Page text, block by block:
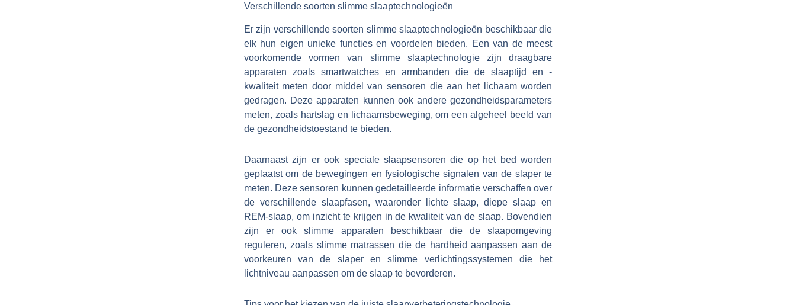
Verschillende soorten slimme slaaptechnologieën
Er zijn verschillende soorten slimme slaaptechnologieën beschikbaar die
elk hun eigen unieke functies en voordelen bieden. Een van de meest
voorkomende vormen van slimme slaaptechnologie zijn draagbare
apparaten zoals smartwatches en armbanden die de slaaptijd en -
kwaliteit meten door middel van sensoren die aan het lichaam worden
gedragen. Deze apparaten kunnen ook andere gezondheidsparameters
meten, zoals hartslag en lichaamsbeweging, om een algeheel beeld van
de gezondheidstoestand te bieden.
Daarnaast zijn er ook speciale slaapsensoren die op het bed worden
geplaatst om de bewegingen en fysiologische signalen van de slaper te
meten. Deze sensoren kunnen gedetailleerde informatie verschaffen over
de verschillende slaapfasen, waaronder lichte slaap, diepe slaap en
REM-slaap, om inzicht te krijgen in de kwaliteit van de slaap. Bovendien
zijn er ook slimme apparaten beschikbaar die de slaapomgeving
reguleren, zoals slimme matrassen die de hardheid aanpassen aan de
voorkeuren van de slaper en slimme verlichtingssystemen die het
lichtniveau aanpassen om de slaap te bevorderen.